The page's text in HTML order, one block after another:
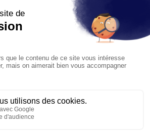
Les reportages d'été 2026 de KTO
La visite pastorale du pape Léon
XIV à Assise à suivre sur KTO le
jeudi 6 août
Le pape en Uruguay, Argentine et
Pérou du 6 au 17 novembre 2026